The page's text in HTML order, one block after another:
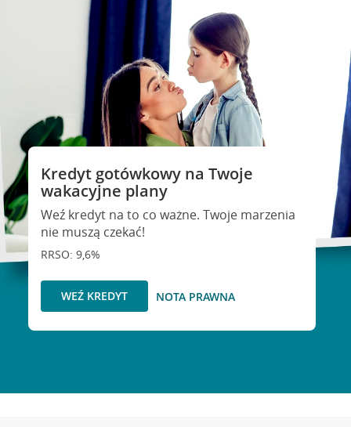
Kredyt gotówkowy na Twoje
wakacyjne plany
Weź kredyt na to co ważne. Twoje marzenia
nie muszą czekać!
RRSO: 9,6%
WEŹ KREDYT NOTA PRAWNA